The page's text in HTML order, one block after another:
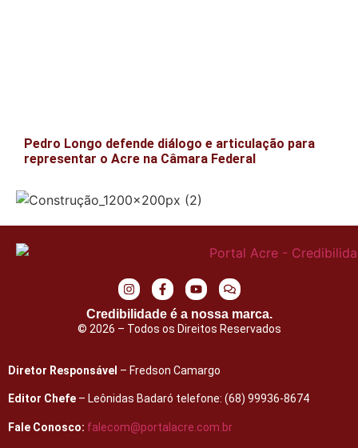
Pedro Longo defende diálogo e articulação para
representar o Acre na Câmara Federal
Credibilidade é a nossa marca.
© 2026 – Todos os Direitos Reservados
Diretor Responsável – Fredson Camargo
Editor Chefe – Leônidas Badaró telefone: (68) 99936-8674
Fale Conosco: falecom@portalacre.com.br